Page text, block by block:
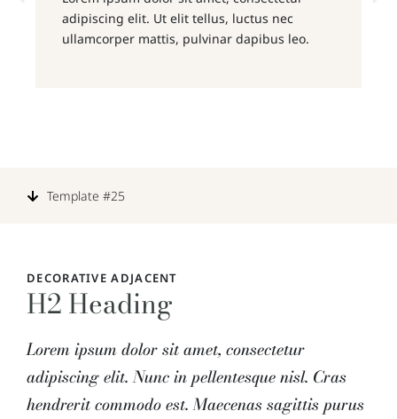
adipiscing elit. Ut elit tellus, luctus nec
ullamcorper mattis, pulvinar dapibus leo.
Template #25
DECORATIVE ADJACENT
H2 Heading
Lorem ipsum dolor sit amet, consectetur
adipiscing elit. Nunc in pellentesque nisl. Cras
hendrerit commodo est. Maecenas sagittis purus